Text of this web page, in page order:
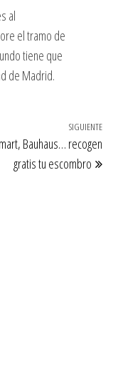
al
el tramo de
tiene que
de Madrid.
SIGUIENTE
Bauhaus… recogen
gratis tu escombro